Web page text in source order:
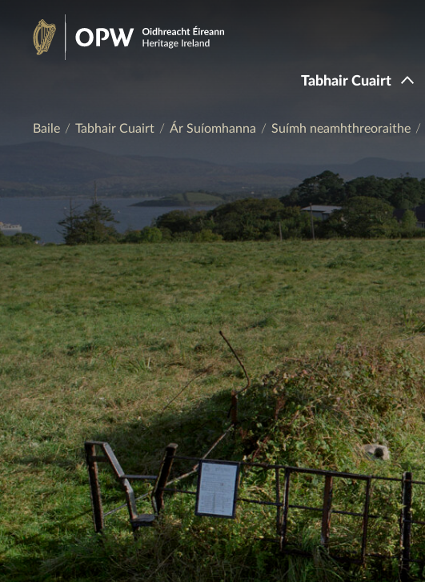
Tabhair Cuairt
Baile Tabhair Cuairt Ár Suíomhanna Suímh neamhthreoraithe